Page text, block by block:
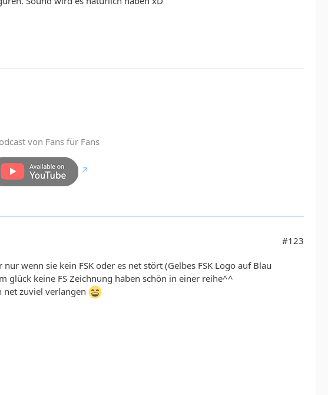
von Fans für Fans
#123
wenn sie kein FSK oder es net stört (Gelbes FSK Logo auf Blau
glück keine FS Zeichnung haben schön in einer reihe^^
net zuviel verlangen